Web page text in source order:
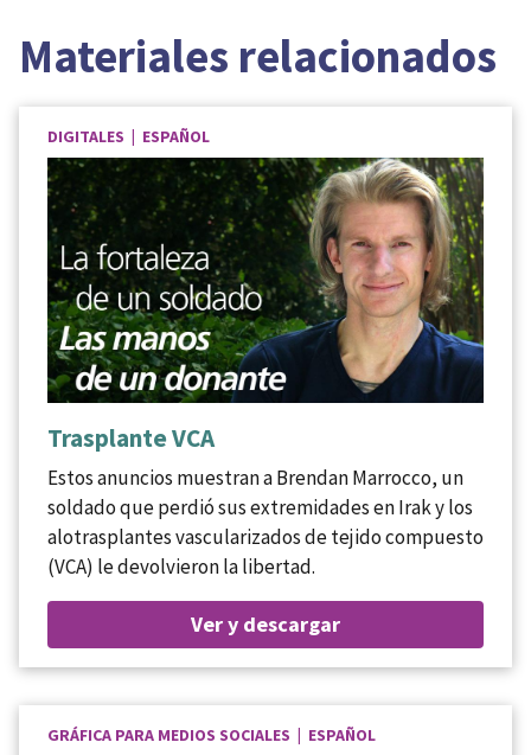
Materiales relacionados
DIGITALES | ESPAÑOL
Trasplante VCA
Estos anuncios muestran a Brendan Marrocco, un
soldado que perdió sus extremidades en Irak y los
alotrasplantes vascularizados de tejido compuesto
(VCA) le devolvieron la libertad.
Ver y descargar
GRÁFICA PARA MEDIOS SOCIALES | ESPAÑOL